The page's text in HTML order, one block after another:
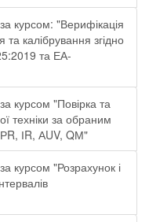
курсом: "Верифікація
калібрування згідно
та ЕА-
курсом "Повірка та
техніки за обраним
ІR, АUV, QМ"
курсом "Розрахунок і